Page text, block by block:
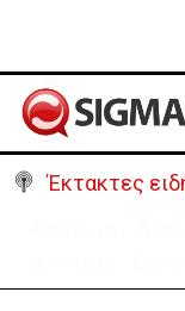
Έκτακτες